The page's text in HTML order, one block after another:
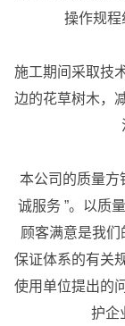
操作规程
施工期间采取技
边的花草树木，
本公司的质量方
诚服务 ”。以质
顾客满意是我
保证体系的有关
使用单位提出的
护企